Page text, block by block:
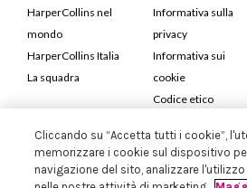
HarperCollins nel
mondo
HarperCollins Italia
La squadra
Informativa sulla
privacy
Informativa sui
cookie
Codice etico
HarperCollins Italia S.p.A. Viale
Cod. Fiscale e P.IVA
Cliccando su “Accetta tutti i cookie”,
memorizzare i cookie sul dispositivo
navigazione del sito, analizzare